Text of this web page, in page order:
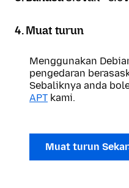
4. Muat turun
Menggunakan
pengedaran
Sebaliknya anda
APT kami.
Muat turun